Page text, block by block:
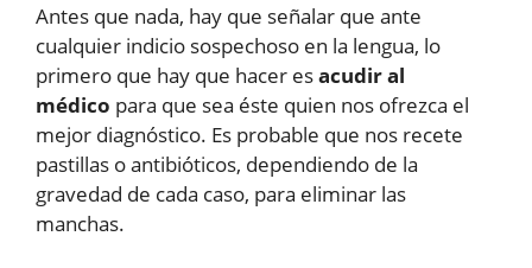
Antes que nada, hay que señalar que ante
cualquier indicio sospechoso en la lengua, lo
primero que hay que hacer esacudir al
médico para que sea éste quien nos ofrezca el
mejor diagnóstico. Es probable que nos recete
pastillas o antibióticos, dependiendo de la
gravedad de cada caso, para eliminar las
manchas.